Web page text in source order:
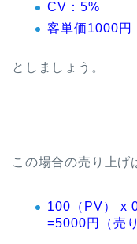
CV：5%
客単価1000円
としましょう。
この場合の売り上げ
100（PV） x
=5000円（売